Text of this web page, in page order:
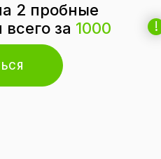
2 пробные
за 1000
!